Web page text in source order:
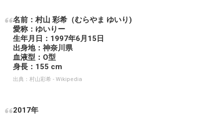
名前：村山 彩希（むらやま ゆいり)
愛称：ゆいりー
生年月日：1997年6月15日
出身地：神奈川県
血液型：O型
身長：155 cm
出典： 村山彩希 - Wikipedia
2017年